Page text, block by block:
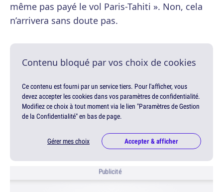
même pas payé le vol Paris-Tahiti ». Non, cela
n’arrivera sans doute pas.
Contenu bloqué par vos choix de cookies
Ce contenu est fourni par un service tiers. Pour l'afficher, vous
devez accepter les cookies dans vos paramètres de confidentialité.
Modifiez ce choix à tout moment via le lien "Paramètres de Gestion
de la Confidentialité" en bas de page.
Gérer mes choix Accepter & afficher
Publicité